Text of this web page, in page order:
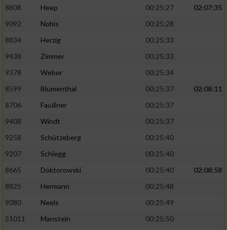
8808
Heep 00:25:27
02:07:35
9092
Nobis
00:25:28
8834
Herzig
00:25:33
9438
Zimmer
00:25:33
9378
Weber
00:25:34
8599
Blumenthal 00:25:37
02:08:11
8706
Faußner
00:25:37
9408
Windt
00:25:37
9258
Schützeberg
00:25:40
9207
Schiegg
00:25:40
8665
Doktorowski 00:25:40
02:08:58
8825
Hermann
00:25:48
9080
Neels
00:25:49
51011
Manstein
00:25:50